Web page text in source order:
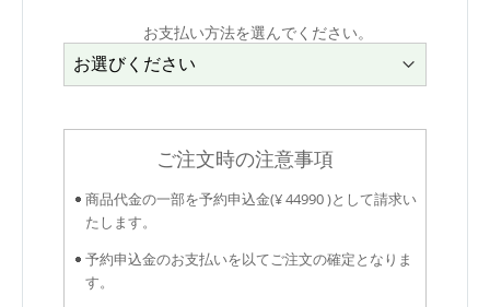
お支払い方法を選んでください。
ご注文時の注意事項
商品代金の一部を予約申込金(¥ 44990 )として請求い
たします。
予約申込金のお支払いを以てご注文の確定となりま
す。